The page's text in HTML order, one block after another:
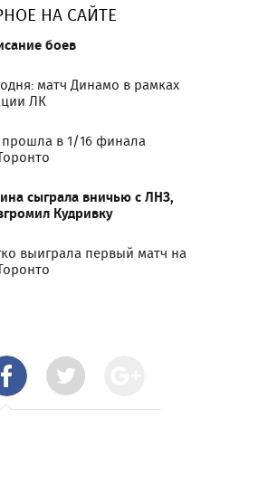
НА САЙТЕ
боев
матч Динамо в рамках
ЛК
в 1/16 финала
сыграла вничью с ЛНЗ,
Кудривку
выиграла первый матч на